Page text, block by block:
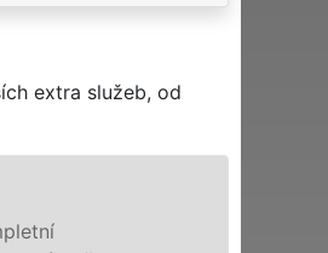
extra služeb, od